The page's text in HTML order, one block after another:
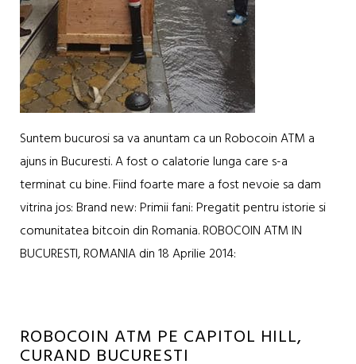
Suntem bucurosi sa va anuntam ca un Robocoin ATM a
ajuns in Bucuresti. A fost o calatorie lunga care s-a
terminat cu bine. Fiind foarte mare a fost nevoie sa dam
vitrina jos: Brand new: Primii fani: Pregatit pentru istorie si
comunitatea bitcoin din Romania. ROBOCOIN ATM IN
BUCURESTI, ROMANIA din 18 Aprilie 2014:
ROBOCOIN ATM PE CAPITOL HILL,
CURAND BUCURESTI